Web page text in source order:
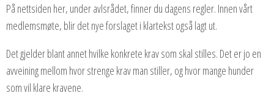
På nettsiden her, under avlsrådet, finner du dagens regler. Innen vårt
medlemsmøte, blir det nye forslaget i klartekst også lagt ut.
Det gjelder blant annet hvilke konkrete krav som skal stilles. Det er jo en
avveining mellom hvor strenge krav man stiller, og hvor mange hunder
som vil klare kravene.